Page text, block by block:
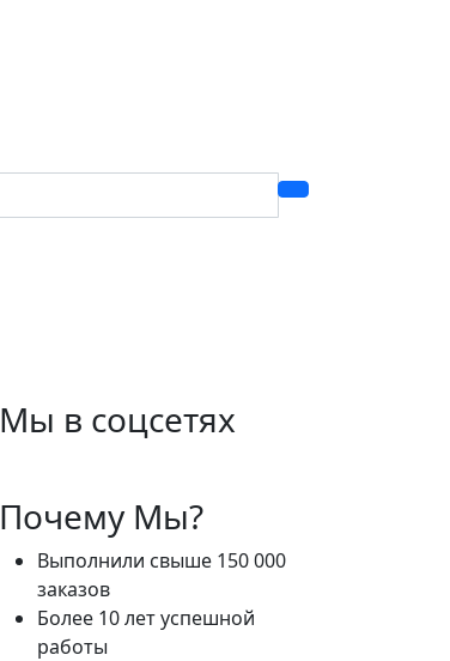
Мы в соцсетях
Почему Мы?
Выполнили свыше 150 000
заказов
Более 10 лет успешной
работы